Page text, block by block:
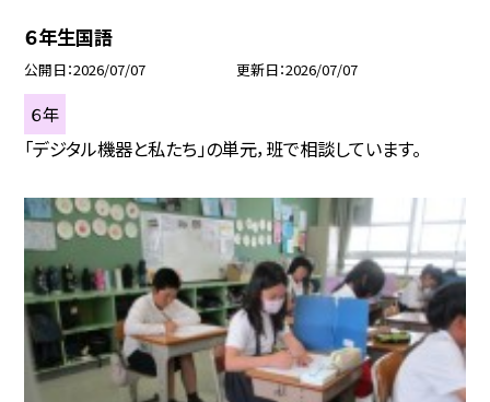
６年生国語
公開日 2026/07/07 更新日 2026/07/07
６年
「デジタル機器と私たち」の単元，班で相談しています。